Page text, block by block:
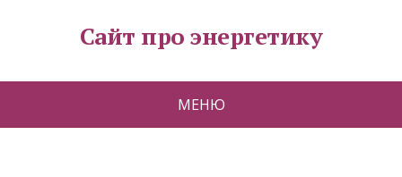
Сайт про энергетику
МЕНЮ